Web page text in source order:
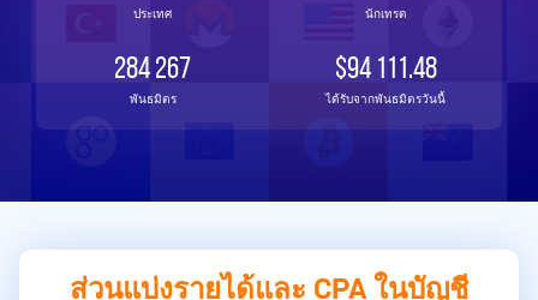
ประเทศ นักเทรด
284 267
พันธมิตร
$94 111.48
ได้รับจากพันธมิตรวันนี้
ส่วนแบ่งรายได้และ CPA ในบัญชี